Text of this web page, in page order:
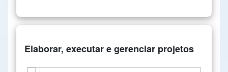
Elaborar, executar e gerenciar projetos